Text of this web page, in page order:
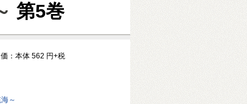
第5巻
：本体 562 円+税
～